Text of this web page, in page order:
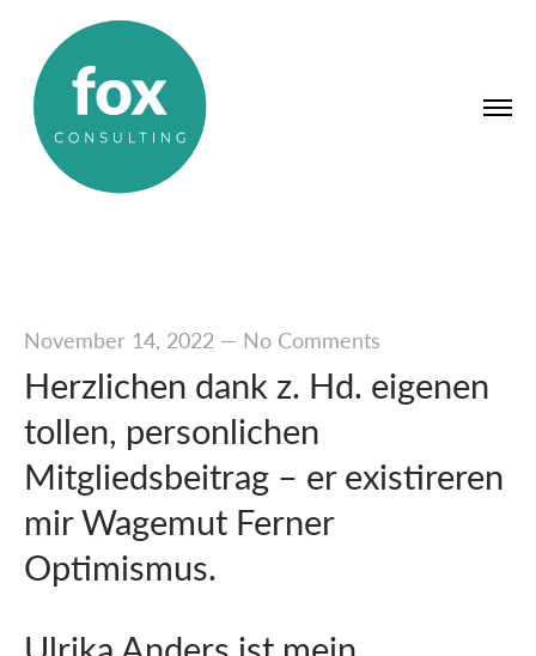
November 14, 2022— No Comments
Herzlichen dank z. Hd. eigenen
tollen, personlichen
Mitgliedsbeitrag – er existireren
mir Wagemut Ferner
Optimismus.